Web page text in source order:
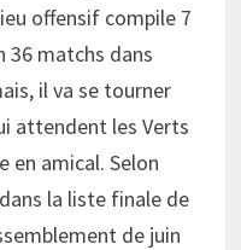
offensif compile 7
36 matchs dans
il va se tourner
attendent les Verts
en amical. Selon
la liste finale de
de juin